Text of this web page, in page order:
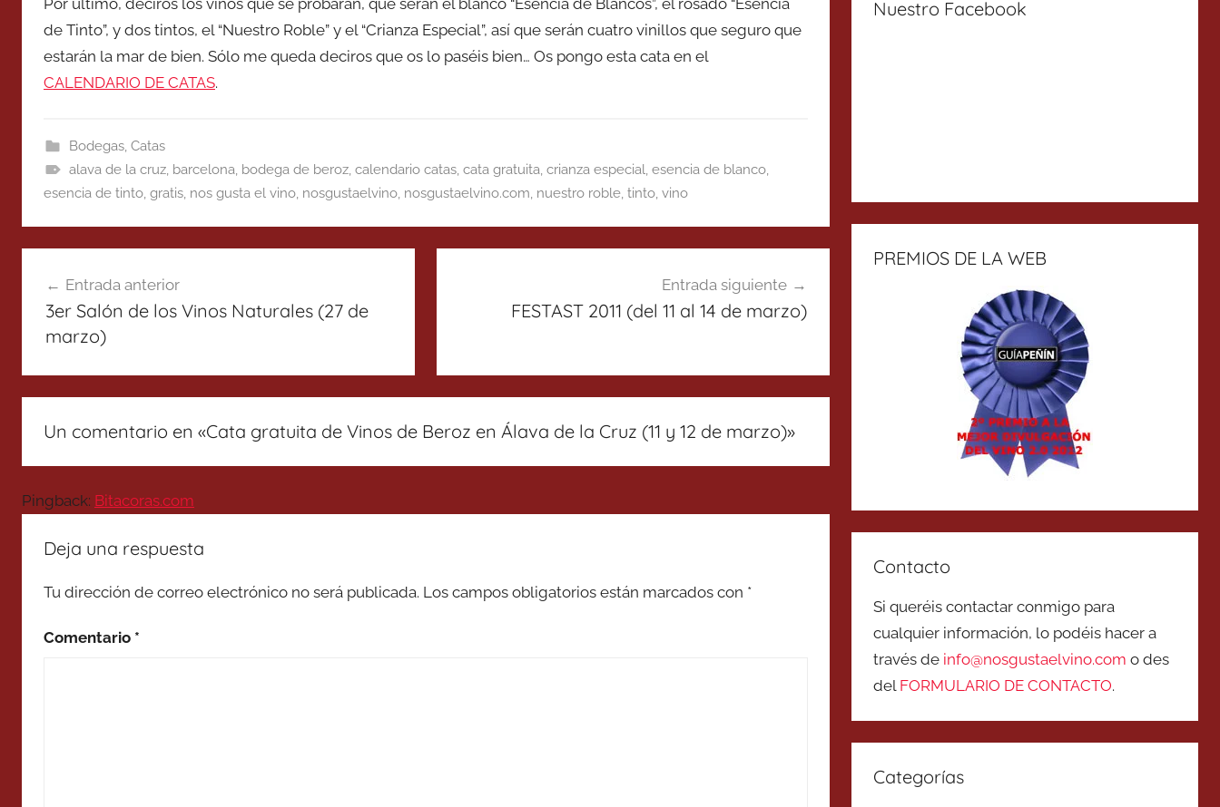
Por último, deciros los vinos que se probarán, que serán el blanco “Esencia de Blancos”, el rosado “Esencia
de Tinto”, y dos tintos, el “Nuestro Roble” y el “Crianza Especial”, así que serán cuatro vinillos que seguro que
estarán la mar de bien. Sólo me queda deciros que os lo paséis bien… Os pongo esta cata en el
CALENDARIO DE CATAS.
Bodegas, Catas
alava de la cruz, barcelona, bodega de beroz, calendario catas, cata gratuita, crianza especial, esencia de blanco,
esencia de tinto, gratis, nos gusta el vino, nosgustaelvino, nosgustaelvino.com, nuestro roble, tinto, vino
de
entradas
Entrada anterior
3er Salón de los Vinos Naturales (27 de
marzo)
Entrada siguiente
FESTAST 2011 (del 11 al 14 de marzo)
Un comentario en «Cata gratuita de Vinos de Beroz en Álava de la Cruz (11 y 12 de marzo)»
Pingback: Bitacoras.com
Deja una respuesta
Tu dirección de correo electrónico no será publicada. Los campos obligatorios están marcados con *
Comentario *
Nuestro Facebook
PREMIOS DE LA WEB
Contacto
Si queréis contactar conmigo para
cualquier información, lo podéis hacer a
través de info@nosgustaelvino.com o des
del FORMULARIO DE CONTACTO.
Categorías